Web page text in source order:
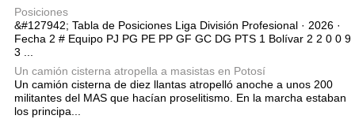
Posiciones
&#127942; Tabla de Posiciones Liga División Profesional · 2026 ·
Fecha 2 # Equipo PJ PG PE PP GF GC DG PTS 1 Bolívar 2 2 0 0 9
3 ...
Un camión cisterna atropella a masistas en Potosí
Un camión cisterna de diez llantas atropelló anoche a unos 200
militantes del MAS que hacían proselitismo. En la marcha estaban
los principa...